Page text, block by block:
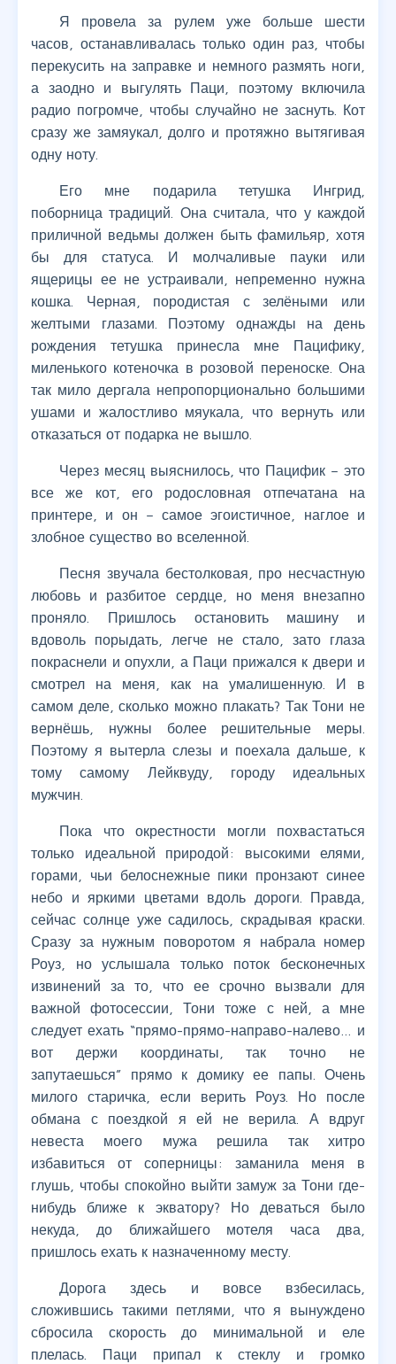
Я провела за рулем уже больше шести
часов, останавливалась только один раз, чтобы
перекусить на заправке и немного размять ноги,
а заодно и выгулять Паци, поэтому включила
радио погромче, чтобы случайно не заснуть. Кот
сразу же замяукал, долго и протяжно вытягивая
одну ноту.
Его мне подарила тетушка Ингрид,
поборница традиций. Она считала, что у каждой
приличной ведьмы должен быть фамильяр, хотя
бы для статуса. И молчаливые пауки или
ящерицы ее не устраивали, непременно нужна
кошка. Черная, породистая с зелёными или
желтыми глазами. Поэтому однажды на день
рождения тетушка принесла мне Пацифику,
миленького котеночка в розовой переноске. Она
так мило дергала непропорционально большими
ушами и жалостливо мяукала, что вернуть или
отказаться от подарка не вышло.
Через месяц выяснилось, что Пацифик – это
все же кот, его родословная отпечатана на
принтере, и он – самое эгоистичное, наглое и
злобное существо во вселенной.
Песня звучала бестолковая, про несчастную
любовь и разбитое сердце, но меня внезапно
проняло. Пришлось остановить машину и
вдоволь порыдать, легче не стало, зато глаза
покраснели и опухли, а Паци прижался к двери и
смотрел на меня, как на умалишенную. И в
самом деле, сколько можно плакать? Так Тони не
вернёшь, нужны более решительные меры.
Поэтому я вытерла слезы и поехала дальше, к
тому самому Лейквуду, городу идеальных
мужчин.
Пока что окрестности могли похвастаться
только идеальной природой: высокими елями,
горами, чьи белоснежные пики пронзают синее
небо и яркими цветами вдоль дороги. Правда,
сейчас солнце уже садилось, скрадывая краски.
Сразу за нужным поворотом я набрала номер
Роуз, но услышала только поток бесконечных
извинений за то, что ее срочно вызвали для
важной фотосессии, Тони тоже с ней, а мне
следует ехать “прямо-прямо-направо-налево… и
вот держи координаты, так точно не
запутаешься” прямо к домику ее папы. Очень
милого старичка, если верить Роуз. Но после
обмана с поездкой я ей не верила. А вдруг
невеста моего мужа решила так хитро
избавиться от соперницы: заманила меня в
глушь, чтобы спокойно выйти замуж за Тони где-
нибудь ближе к экватору? Но деваться было
некуда, до ближайшего мотеля часа два,
пришлось ехать к назначенному месту.
Дорога здесь и вовсе взбесилась,
сложившись такими петлями, что я вынуждено
сбросила скорость до минимальной и еле
плелась. Паци припал к стеклу и громко